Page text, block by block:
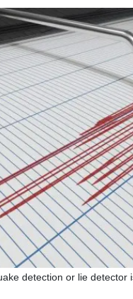
detection or lie detector